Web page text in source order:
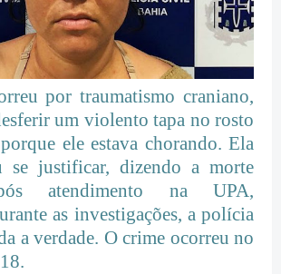
por traumatismo craniano,
um violento tapa no rosto
ele estava chorando. Ela
se justificar, dizendo a morte
atendimento na UPA,
as investigações, a polícia
a verdade. O crime ocorreu no